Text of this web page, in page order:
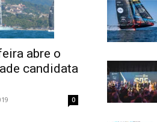
abre o
candidata
0